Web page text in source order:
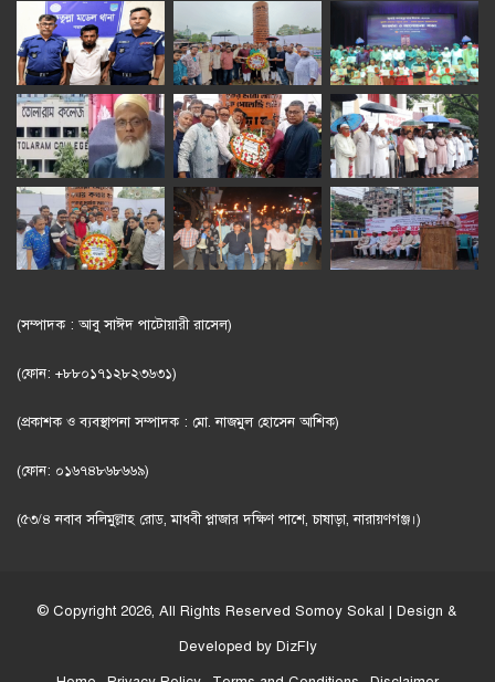
(সম্পাদক : আবু সাঈদ পাটোয়ারী রাসেল)
(ফোন: +৮৮০১৭১২৮২৩৬৩১)
(প্রকাশক ও ব্যবস্থাপনা সম্পাদক : মো. নাজমুল হোসেন আশিক)
(ফোন: ০১৬৭৪৮৬৮৬৬৯)
(৫৩/৪ নবাব সলিমুল্লাহ রোড, মাধবী প্লাজার দক্ষিণ পাশে, চাষাড়া, নারায়ণগঞ্জ।)
© Copyright 2026, All Rights Reserved Somoy Sokal | Design &
Developed by DizFly